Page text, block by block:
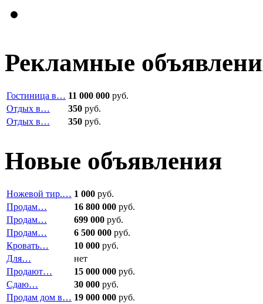
Рекламные
Гостиница в… 11 000 000 руб.
Отдых в…
350 руб.
Отдых в…
350 руб.
Новые объявления
Ножевой тир.… 1 000 руб.
Продам…
16 800 000 руб.
Продам…
699 000 руб.
Продам…
6 500 000 руб.
Кровать…
10 000 руб.
Для…
нет
Продают…
15 000 000 руб.
Сдаю…
30 000 руб.
Продам дом в… 19 000 000 руб.